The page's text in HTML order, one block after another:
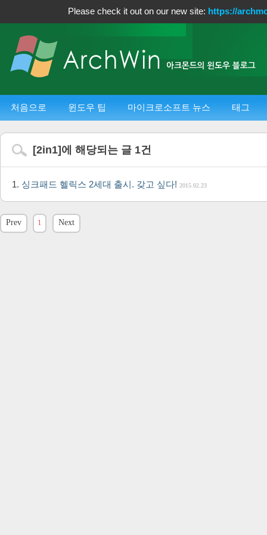
Please check it out on our new site: https://
처음으로 윈도우 팁 마이크로소프트 뉴스 태그
[2in1]에 해당되는 글 1건
싱크패드 헬릭스 2세대 출시. 갖고 싶다! 2015.02.23
Prev 1 Next